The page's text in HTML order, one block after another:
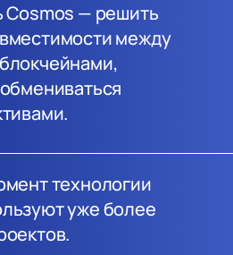
технологии
уже более
Cosmos — решить
между